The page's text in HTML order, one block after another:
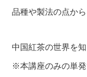
品種や製法の点か
中国紅茶の世界を
※本講座のみの単発